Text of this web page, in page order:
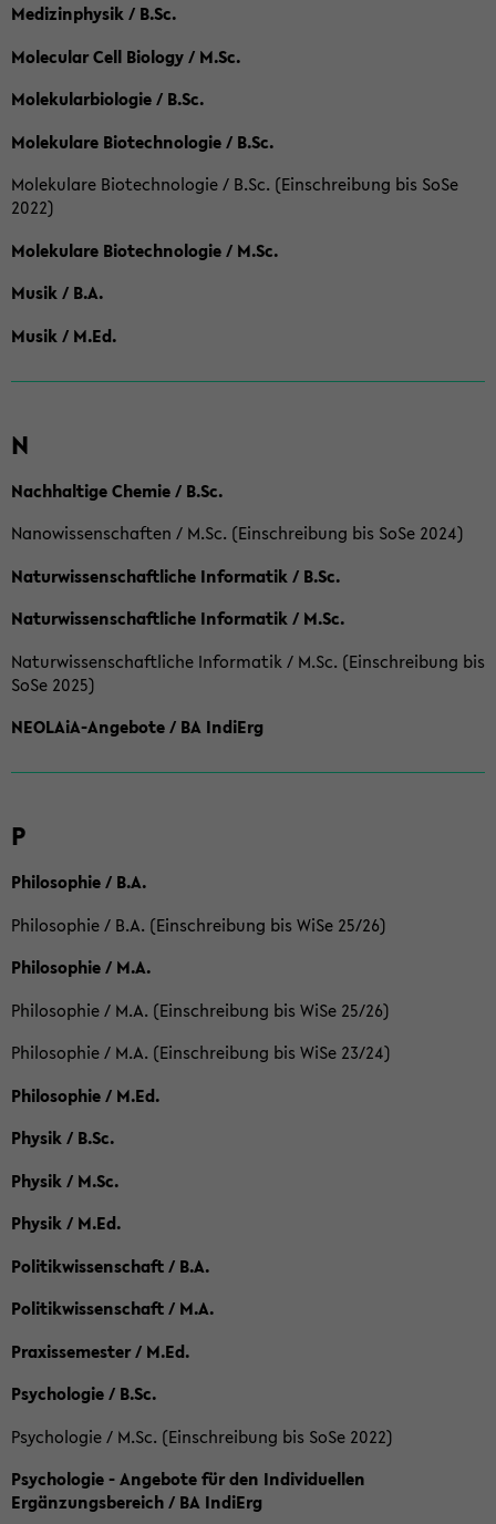
Medizinphysik / B.Sc.
Molecular Cell Biology / M.Sc.
Molekularbiologie / B.Sc.
Molekulare Biotechnologie / B.Sc.
Molekulare Biotechnologie / B.Sc. (Einschreibung bis SoSe
2022)
Molekulare Biotechnologie / M.Sc.
Musik / B.A.
Musik / M.Ed.
N
Nachhaltige Chemie / B.Sc.
Nanowissenschaften / M.Sc. (Einschreibung bis SoSe 2024)
Naturwissenschaftliche Informatik / B.Sc.
Naturwissenschaftliche Informatik / M.Sc.
Naturwissenschaftliche Informatik / M.Sc. (Einschreibung bis
SoSe 2025)
NEOLAiA-Angebote / BA IndiErg
P
Philosophie / B.A.
Philosophie / B.A. (Einschreibung bis WiSe 25/26)
Philosophie / M.A.
Philosophie / M.A. (Einschreibung bis WiSe 25/26)
Philosophie / M.A. (Einschreibung bis WiSe 23/24)
Philosophie / M.Ed.
Physik / B.Sc.
Physik / M.Sc.
Physik / M.Ed.
Politikwissenschaft / B.A.
Politikwissenschaft / M.A.
Praxissemester / M.Ed.
Psychologie / B.Sc.
Psychologie / M.Sc. (Einschreibung bis SoSe 2022)
Psychologie - Angebote für den Individuellen
Ergänzungsbereich / BA IndiErg